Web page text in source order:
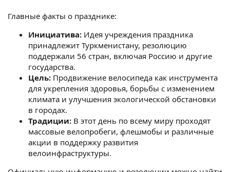
Главные факты о празднике:
Инициатива: Идея учреждения праздника
принадлежит Туркменистану, резолюцию
поддержали 56 стран, включая Россию и другие
государства.
Цель: Продвижение велосипеда как инструмента
для укрепления здоровья, борьбы с изменением
климата и улучшения экологической обстановки
в городах.
Традиции: В этот день по всему миру проходят
массовые велопробеги, флешмобы и различные
акции в поддержку развития
велоинфраструктуры.